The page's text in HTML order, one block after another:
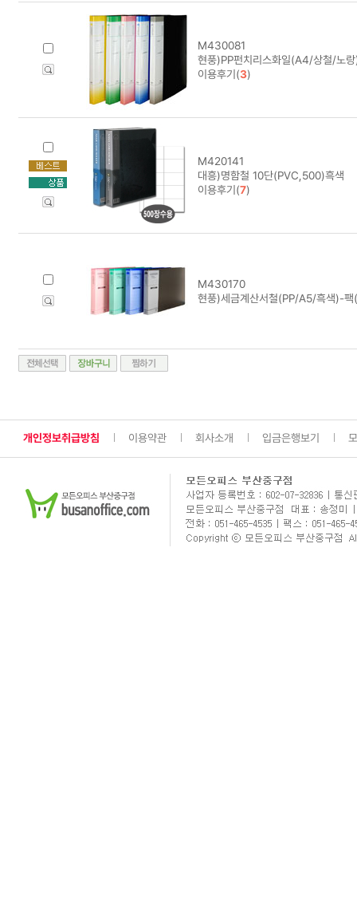
M430081
현풍)PP펀치리스화일(A4/상철/노
이용후기(3)
M420141
대흥)명함철 10단(PVC,500)흑색
이용후기(7)
M430170
현풍)세금계산서철(PP/A5/흑색)-팩
개인정보취급방침 이용약관 회사소개 입금은행보기